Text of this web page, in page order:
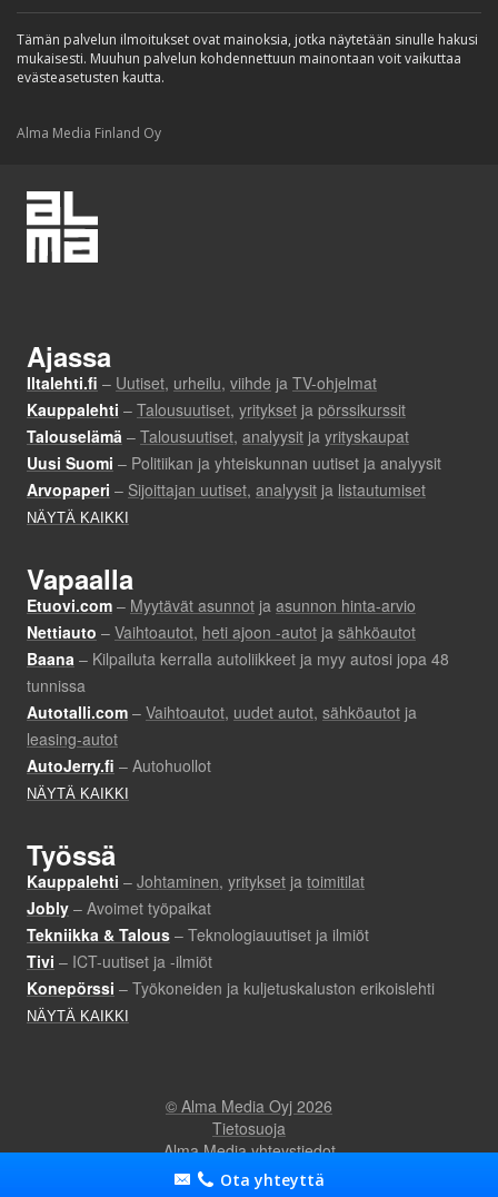
Ota yhteyttä
Tämän palvelun ilmoitukset ovat mainoksia, jotka näytetään sinulle hakusi
mukaisesti. Muuhun palvelun kohdennettuun mainontaan voit vaikuttaa
evästeasetusten kautta.
Alma Media Finland Oy